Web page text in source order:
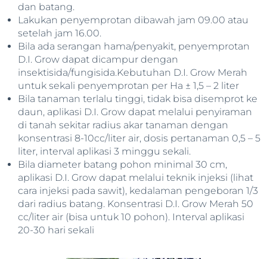
dan batang.
Lakukan penyemprotan dibawah jam 09.00 atau
setelah jam 16.00.
Bila ada serangan hama/penyakit, penyemprotan
D.I. Grow dapat dicampur dengan
insektisida/fungisida.Kebutuhan D.I. Grow Merah
untuk sekali penyemprotan per Ha ± 1,5 – 2 liter
Bila tanaman terlalu tinggi, tidak bisa disemprot ke
daun, aplikasi D.I. Grow dapat melalui penyiraman
di tanah sekitar radius akar tanaman dengan
konsentrasi 8-10cc/liter air, dosis pertanaman 0,5 – 5
liter, interval aplikasi 3 minggu sekali.
Bila diameter batang pohon minimal 30 cm,
aplikasi D.I. Grow dapat melalui teknik injeksi (lihat
cara injeksi pada sawit), kedalaman pengeboran 1/3
dari radius batang. Konsentrasi D.I. Grow Merah 50
cc/liter air (bisa untuk 10 pohon). Interval aplikasi
20-30 hari sekali